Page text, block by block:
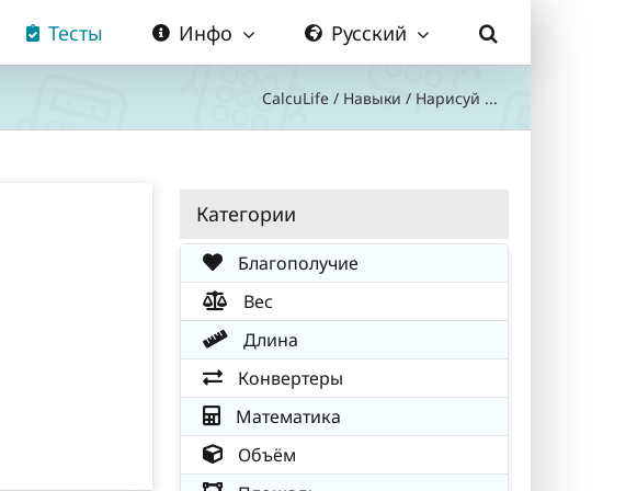
Тесты Инфо Русский
CalcuLife / Навыки / Нарисуй ...
Категории
Благополучие
Вес
Длина
Конвертеры
Математика
Объём